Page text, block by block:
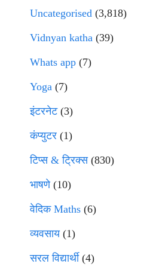
Uncategorised (3,818)
Vidnyan katha (39)
Whats app (7)
Yoga (7)
इंटरनेट(3)
कंप्युटर (1)
टिप्स & ट्रिक्स(830)
भाषणे(10)
वेदिक Maths (6)
व्यवसाय(1)
सरल विद्यार्थी(4)